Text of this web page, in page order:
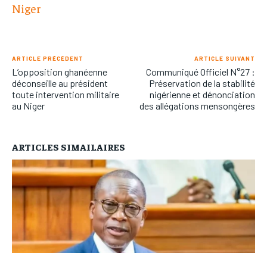
Niger
ARTICLE PRÉCÉDENT
L’opposition ghanéenne
déconseille au président
toute intervention militaire
au Niger
ARTICLE SUIVANT
Communiqué Officiel N°27 :
Préservation de la stabilité
nigérienne et dénonciation
des allégations mensongères
ARTICLES SIMAILAIRES